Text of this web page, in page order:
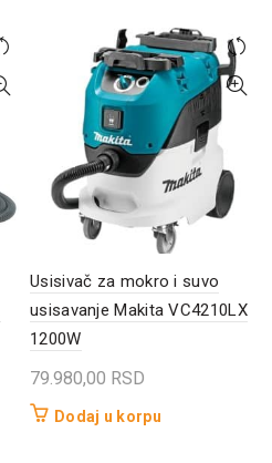
Usisivač za mokro i suvo
usisavanje Makita VC4210LX
1200W
79.980,00 RSD
Dodaj u korpu